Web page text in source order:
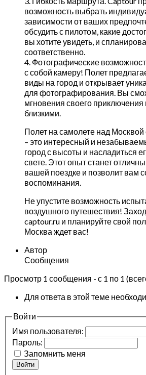
возможность выбрать
зависимости от ваших
обсудить с пилотом, какие
вы хотите увидеть, и
соответственно.
4. Фотографические
с собой камеру! Полет
виды на город и открывает
для фотографирования. Вы
мгновения своего приключения
близкими.
Полет на самолете над
– это интересный и
город с высоты и насладиться
свете. Этот опыт станет
вашей поездке и позволит вам
воспоминания.
Не упустите возможность
воздушного путешествия!
captour.ru и планируйте свой
Москва ждет вас!
Автор
Сообщения
Просмотр 1 сообщения - с 1 по 1
Для ответа в этой теме
Войти
Имя пользователя:
Пароль:
Запомнить меня
Войти